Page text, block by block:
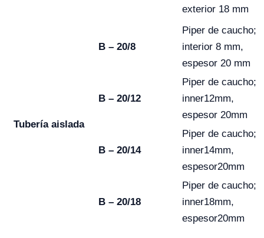
exterior 18 mm
Tubería aislada
B – 20/8
Piper de caucho;
interior 8 mm,
espesor 20 mm
B – 20/12
Piper de caucho;
inner12mm,
espesor 20mm
B – 20/14
Piper de caucho;
inner14mm,
espesor20mm
B – 20/18
Piper de caucho;
inner18mm,
espesor20mm